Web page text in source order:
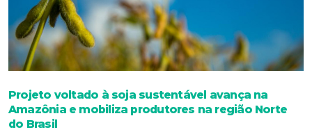
Projeto voltado à soja sustentável avança na
Amazônia e mobiliza produtores na região Norte
do Brasil